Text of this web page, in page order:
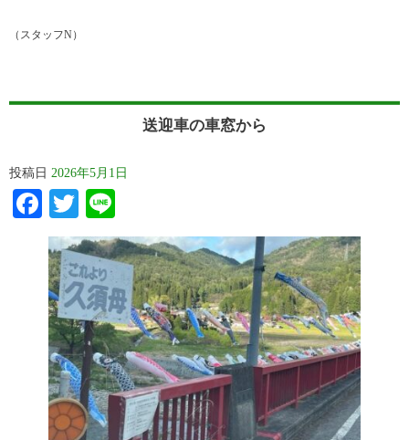
（スタッフN）
送迎車の車窓から
投稿日 2026年5月1日
Facebook
Twitter